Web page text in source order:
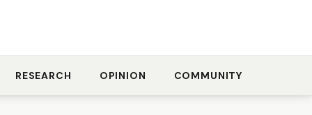
RESEARCH OPINION COMMUNITY